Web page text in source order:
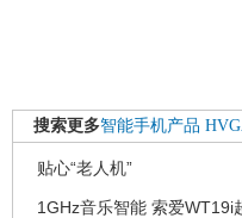
搜索更多智能手机产品
贴心“老人机”
1GHz音乐智能 索爱WT19i